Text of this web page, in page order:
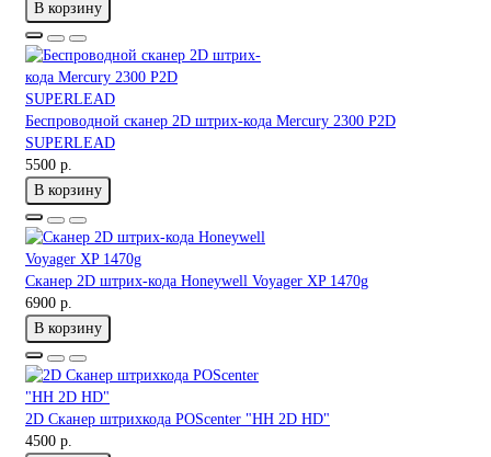
В корзину
Беспроводной сканер 2D штрих-кода Mercury 2300 P2D
SUPERLEAD
5500 р.
В корзину
Сканер 2D штрих-кода Honeywell Voyager XP 1470g
6900 р.
В корзину
2D Сканер штрихкода POScenter "HH 2D HD"
4500 р.